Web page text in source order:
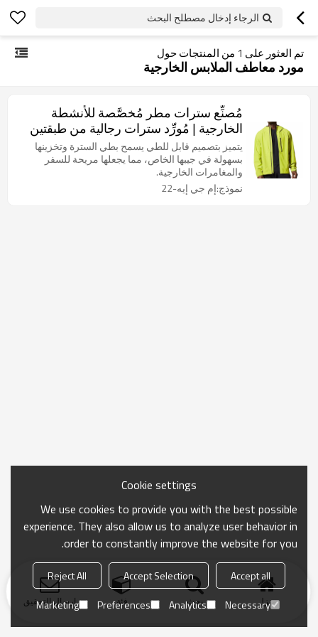
الرجاء إدخال مصطلح البحث
تم العثور على 1 من المنتجات حول
مورد معاطف الملابس الخارجية
مُصنِّع سترات مطر مُخصَّصة للأنشطة
الخارجية | مُورِّد سترات رجالية من طبقتين
ونصف
يتميز بتصميم قابل للطي يسمح بطي السترة وتخزينها
بسهولة في جيبها الخاص، مما يجعلها مريحة للسفر
والمغامرات الخارجية.
نموذج:إم جي إيه-22
منزل بحث فئة ارسال التحقيق
Cookie settings
We use cookies to provide you with the best possible
experience. They also allow us to analyze user behavior in
order to constantly improve the website for you.
Accept all
Accept Selection
Reject All
Necessary
Analytics
Preferences
Marketing